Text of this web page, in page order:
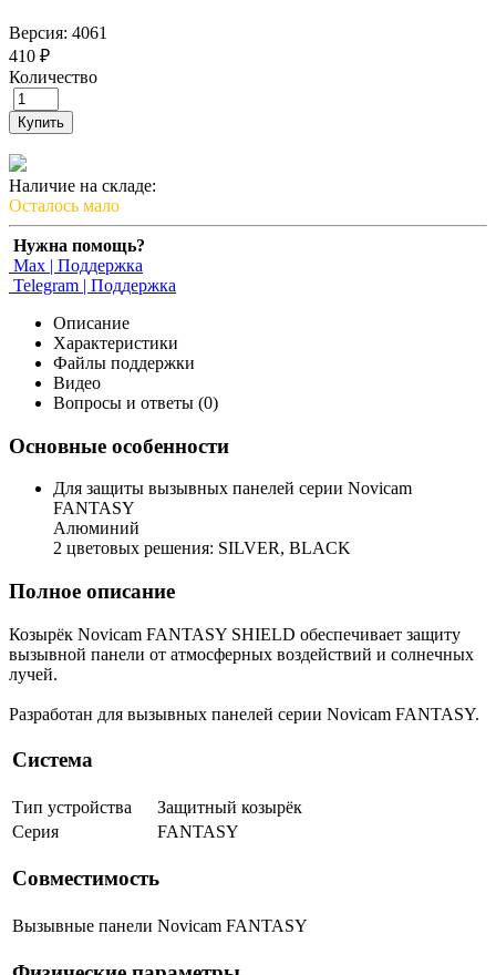
Версия: 4061
410 ₽
Количество
Купить
Наличие на складе:
Осталось мало
Нужна помощь?
Max | Поддержка
Telegram | Поддержка
Описание
Характеристики
Файлы поддержки
Видео
Вопросы и ответы (0)
Основные особенности
Для защиты вызывных панелей серии Novicam
FANTASY
Алюминий
2 цветовых решения: SILVER, BLACK
Полное описание
Козырёк Novicam FANTASY SHIELD обеспечивает защиту
вызывной панели от атмосферных воздействий и солнечных
лучей.
Разработан для вызывных панелей серии Novicam FANTASY.
Система
Тип устройства
Защитный козырёк
Серия
FANTASY
Совместимость
Вызывные панели Novicam FANTASY